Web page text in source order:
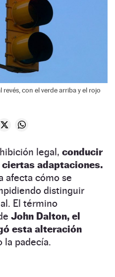
con el verde arriba y el rojo
legal, conducir
adaptaciones.
afecta cómo se
distinguir
El término
John Dalton, el
esta alteración
la padecía.